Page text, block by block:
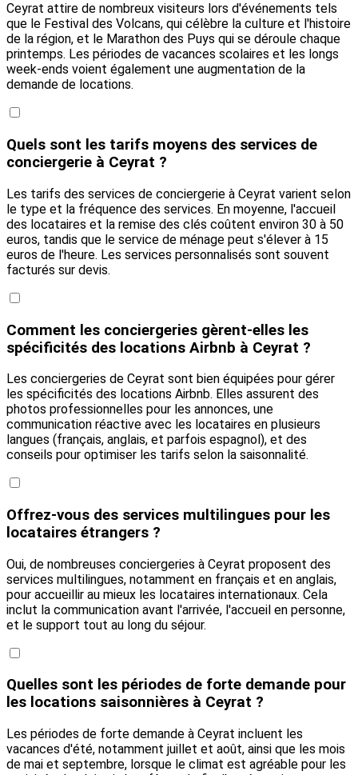
Ceyrat attire de nombreux visiteurs lors d'événements tels
que le Festival des Volcans, qui célèbre la culture et l'histoire
de la région, et le Marathon des Puys qui se déroule chaque
printemps. Les périodes de vacances scolaires et les longs
week-ends voient également une augmentation de la
demande de locations.
Quels sont les tarifs moyens des services de
conciergerie à Ceyrat ?
Les tarifs des services de conciergerie à Ceyrat varient selon
le type et la fréquence des services. En moyenne, l'accueil
des locataires et la remise des clés coûtent environ 30 à 50
euros, tandis que le service de ménage peut s'élever à 15
euros de l'heure. Les services personnalisés sont souvent
facturés sur devis.
Comment les conciergeries gèrent-elles les
spécificités des locations Airbnb à Ceyrat ?
Les conciergeries de Ceyrat sont bien équipées pour gérer
les spécificités des locations Airbnb. Elles assurent des
photos professionnelles pour les annonces, une
communication réactive avec les locataires en plusieurs
langues (français, anglais, et parfois espagnol), et des
conseils pour optimiser les tarifs selon la saisonnalité.
Offrez-vous des services multilingues pour les
locataires étrangers ?
Oui, de nombreuses conciergeries à Ceyrat proposent des
services multilingues, notamment en français et en anglais,
pour accueillir au mieux les locataires internationaux. Cela
inclut la communication avant l'arrivée, l'accueil en personne,
et le support tout au long du séjour.
Quelles sont les périodes de forte demande pour
les locations saisonnières à Ceyrat ?
Les périodes de forte demande à Ceyrat incluent les
vacances d'été, notamment juillet et août, ainsi que les mois
de mai et septembre, lorsque le climat est agréable pour les